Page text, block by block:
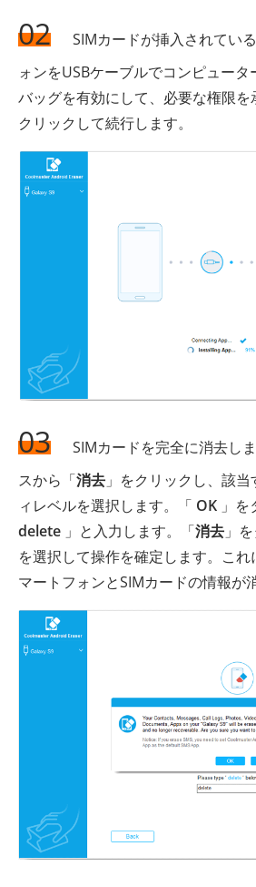
02
SIMカードが挿入されてい
ォンをUSBケーブルでコンピュー
バッグを有効にして、必要な権限を
クリックして続行します。
03
SIMカードを完全に消去し
スから「消去 」をクリックし、該
ィレベルを選択します。「 OK 」
delete 」と入力します。「消去 」
を選択して操作を確定します。こ
マートフォンとSIMカードの情報が